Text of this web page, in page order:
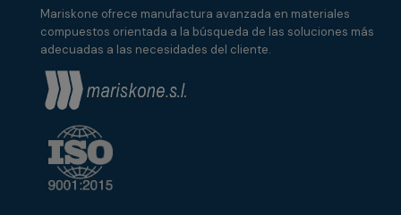
Mariskone ofrece manufactura avanzada en materiales
compuestos orientada a la búsqueda de las soluciones más
adecuadas a las necesidades del cliente.